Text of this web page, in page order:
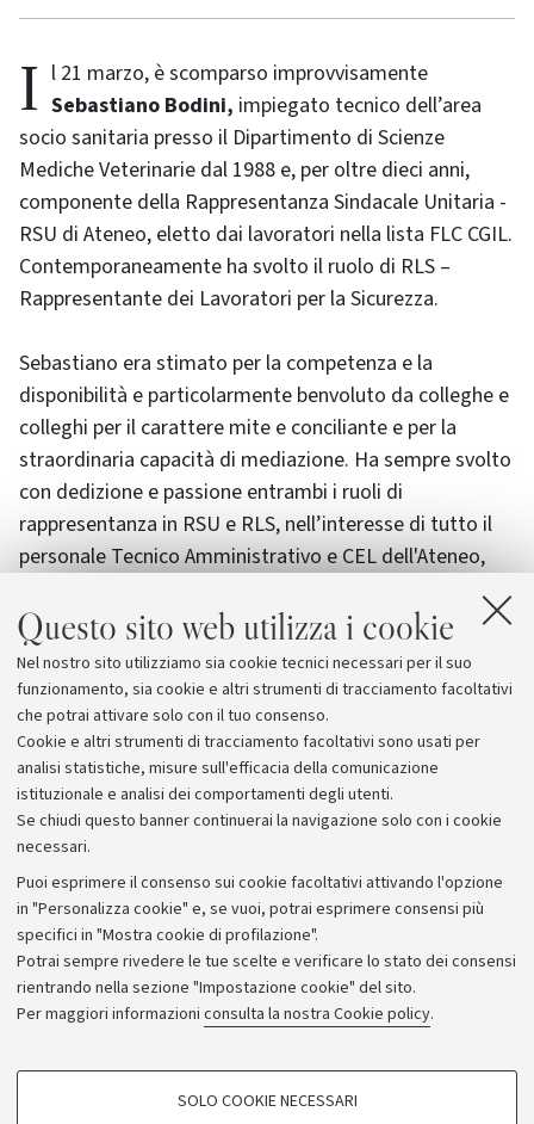
Questo sito web utilizza i cookie
Nel nostro sito utilizziamo sia cookie tecnici necessari per il suo
funzionamento, sia cookie e altri strumenti di tracciamento facoltativi
che potrai attivare solo con il tuo consenso.
Cookie e altri strumenti di tracciamento facoltativi sono usati per
analisi statistiche, misure sull'efficacia della comunicazione
istituzionale e analisi dei comportamenti degli utenti.
Se chiudi questo banner continuerai la navigazione solo con i cookie
necessari.
Puoi esprimere il consenso sui cookie facoltativi attivando l'opzione
in "Personalizza cookie" e, se vuoi, potrai esprimere consensi più
specifici in "Mostra cookie di profilazione".
Potrai sempre rivedere le tue scelte e verificare lo stato dei consensi
rientrando nella sezione "Impostazione cookie" del sito.
Per maggiori informazioni consulta la nostra Cookie policy.
COOKIE DI PROFILAZIONE - FACOLTATIVI
SOLO COOKIE NECESSARI
Il 21 marzo, è scomparso improvvisamente
Sebastiano Bodini, impiegato tecnico dell’area
socio sanitaria presso il Dipartimento di Scienze
Mediche Veterinarie dal 1988 e, per oltre dieci anni,
componente della Rappresentanza Sindacale Unitaria -
RSU di Ateneo, eletto dai lavoratori nella lista FLC CGIL.
Contemporaneamente ha svolto il ruolo di RLS –
Rappresentante dei Lavoratori per la Sicurezza.
Sebastiano era stimato per la competenza e la
disponibilità e particolarmente benvoluto da colleghe e
colleghi per il carattere mite e conciliante e per la
straordinaria capacità di mediazione. Ha sempre svolto
con dedizione e passione entrambi i ruoli di
rappresentanza in RSU e RLS, nell’interesse di tutto il
personale Tecnico Amministrativo e CEL dell'Ateneo,
appartenenza all'Alma Mater.
Il funerale si svolgeràgiovedì 23 marzo, alle 15,nella
cappella San Francesco del Cimitero di Rimini.
Archivio
Comunicati stampa
Redazione
Rassegna stampa